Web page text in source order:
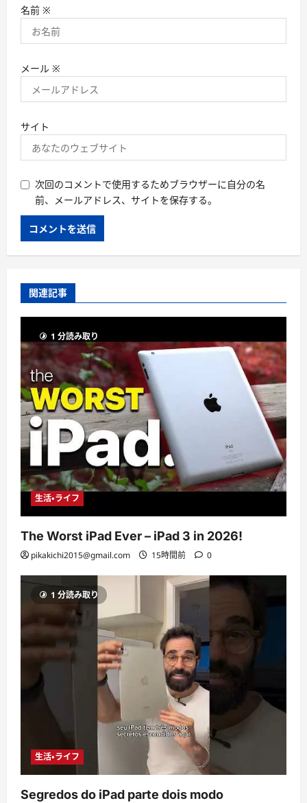
名前 ※
メール ※
サイト
次回のコメントで使用するためブラウザーに自分の名
前、メールアドレス、サイトを保存する。
関連記事
1 分読み取り
生活・ライフ
The Worst iPad Ever – iPad 3 in 2026!
pikakichi2015@gmail.com 15時間前 0
1 分読み取り
生活・ライフ
Segredos do iPad parte dois modo